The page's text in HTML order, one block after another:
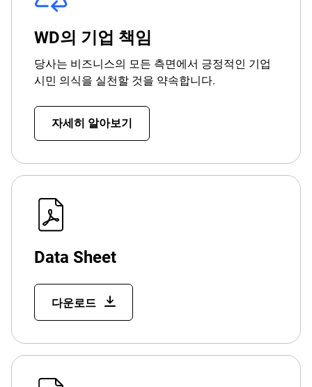
WD의 기업 책임
당사는 비즈니스의 모든 측면에서 긍정적인 기업
시민 의식을 실천할 것을 약속합니다.
자세히 알아보기
Data Sheet
다운로드